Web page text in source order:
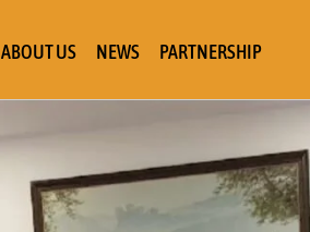
ABOUT US NEWS PARTNERSHIP